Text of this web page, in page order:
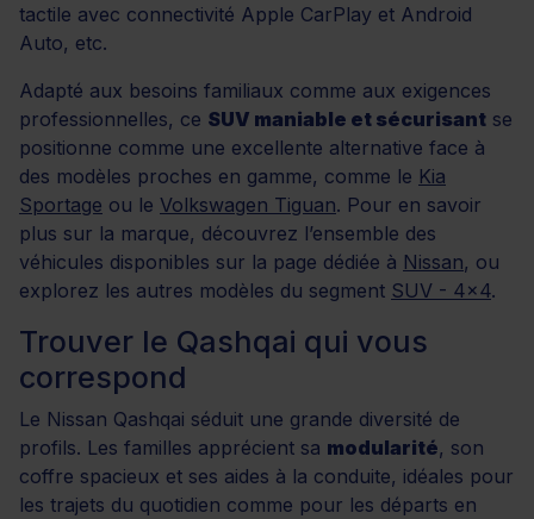
tactile avec connectivité Apple CarPlay et Android
Auto, etc.
Adapté aux besoins familiaux comme aux exigences
professionnelles, ce SUV maniable et sécurisant se
positionne comme une excellente alternative face à
des modèles proches en gamme, comme le Kia
Sportage ou le Volkswagen Tiguan. Pour en savoir
plus sur la marque, découvrez l’ensemble des
véhicules disponibles sur la page dédiée à Nissan, ou
explorez les autres modèles du segment SUV - 4x4.
Trouver le Qashqai qui vous
correspond
Le Nissan Qashqai séduit une grande diversité de
profils. Les familles apprécient sa modularité, son
coffre spacieux et ses aides à la conduite, idéales pour
les trajets du quotidien comme pour les départs en